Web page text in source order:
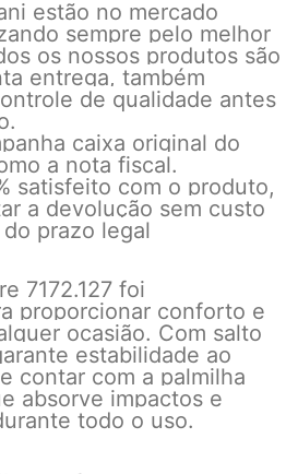
estão no mercado
sempre pelo melhor
os nossos produtos são
entrega, também
de qualidade antes
caixa original do
a nota fiscal.
satisfeito com o produto,
a devolução sem custo
prazo legal
7172.127 foi
proporcionar conforto e
ocasião. Com salto
estabilidade ao
contar com a palmilha
absorve impactos e
todo o uso.